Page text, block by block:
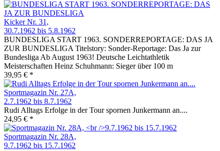
Kicker Nr. 31,
30.7.1962 bis 5.8.1962
BUNDESLIGA START 1963. SONDERREPORTAGE: DAS JA
ZUR BUNDESLIGA Titelstory: Sonder-Reportage: Das Ja zur
Bundesliga Ab August 1963! Deutsche Leichtathletik
Meisterschaften Heinz Schuhmann: Sieger über 100 m
39,95 € *
Sportmagazin Nr. 27A,
2.7.1962 bis 8.7.1962
Rudi Alltags Erfolge in der Tour spornen Junkermann an....
24,95 € *
Sportmagazin Nr. 28A,
9.7.1962 bis 15.7.1962